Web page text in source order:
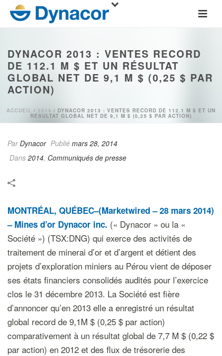
DYNACOR 2013 : VENTES RECORD
DE 112.1 M $ ET UN RÉSULTAT
GLOBAL NET DE 9,1 M $ (0,25 $ PAR
ACTION)
ACCUEIL / 2014 / DYNACOR 2013 : VENTES RECORD DE 112.1 M $ ET UN
RÉSULTAT GLOBAL NET DE 9,1 M $ (0,25 $ PAR ACTION)
ParDynacor Publié mars 28, 2014
Dans 2014, Communiqués de presse
MONTRÉAL, QUÉBEC–(Marketwired – 28 mars 2014)
– Mines d’or Dynacor inc. (« Dynacor » ou la «
Société ») (TSX:DNG) qui exerce des activités de
traitement de minerai d’or et d’argent et détient des
projets d’exploration miniers au Pérou vient de déposer
ses états financiers consolidés audités pour l’exercice
clos le 31 décembre 2013. La Société est fière
d’annoncer qu’en 2013 elle a enregistré un résultat
global record de 9,1M $ (0,25 $ par action)
comparativement à un résultat global de 7,7 M $ (0,22 $
par action) en 2012 et des flux de trésorerie des